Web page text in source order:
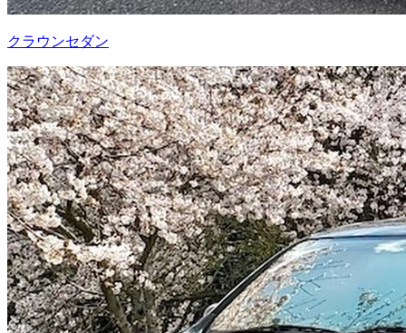
クラウンセダン